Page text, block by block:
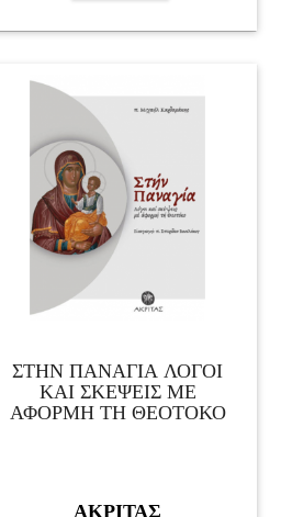
ΣΤΗΝ ΠΑΝΑΓΙΑ ΛΟΓΟΙ
ΚΑΙ ΣΚΕΨΕΙΣ ΜΕ
ΑΦΟΡΜΗ ΤΗ ΘΕΟΤΟΚΟ